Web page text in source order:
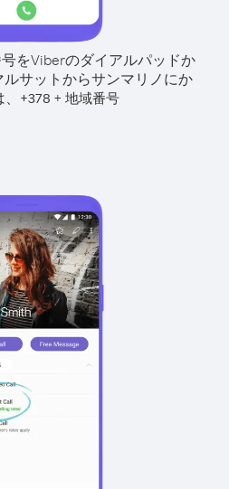
をViberのダイアルパッドか
ルサットからサンマリノにか
+378 + 地域番号